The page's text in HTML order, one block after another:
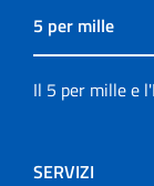
5 per mille
Il 5 per mille e
SERVIZI